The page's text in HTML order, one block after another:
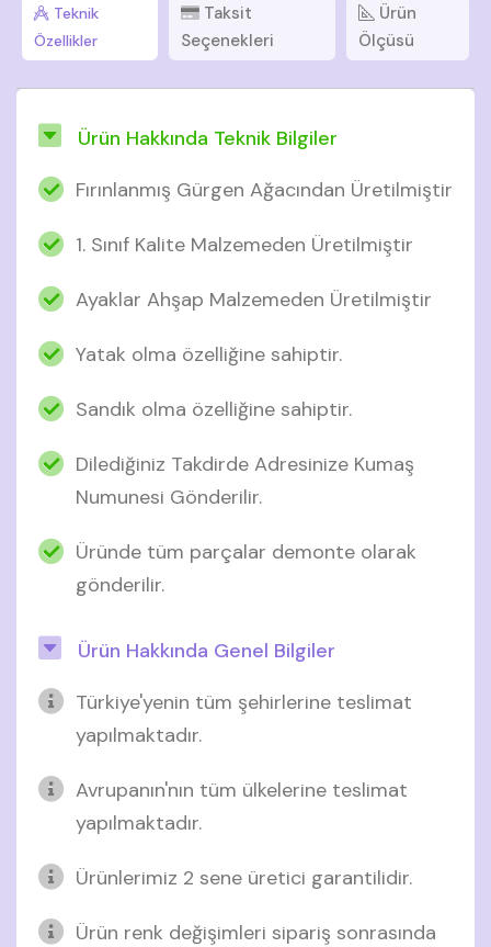
Teknik
Özellikler
Taksit
Seçenekleri
Ürün
Ölçüsü
Ürün Hakkında Teknik Bilgiler
Fırınlanmış Gürgen Ağacından Üretilmiştir
1. Sınıf Kalite Malzemeden Üretilmiştir
Ayaklar Ahşap Malzemeden Üretilmiştir
Yatak olma özelliğine sahiptir.
Sandık olma özelliğine sahiptir.
Dilediğiniz Takdirde Adresinize Kumaş
Numunesi Gönderilir.
Üründe tüm parçalar demonte olarak
gönderilir.
Ürün Hakkında Genel Bilgiler
Türkiye'yenin tüm şehirlerine teslimat
yapılmaktadır.
Avrupanın'nın tüm ülkelerine teslimat
yapılmaktadır.
Ürünlerimiz 2 sene üretici garantilidir.
Ürün renk değişimleri sipariş sonrasında